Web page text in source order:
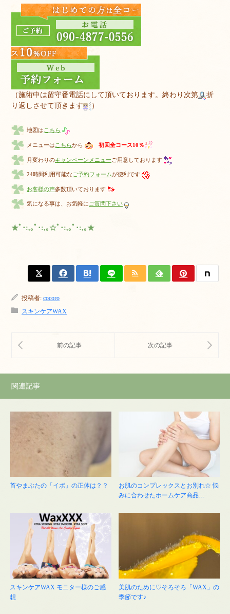
（施術中は留守番電話にして頂いております。終わり次第
折
り返しさせて頂きます
）
地図は こちら
メニューは こちらから 初回全コース10％
月変わりのキャンペーンメニュー ご用意しております
24時間利用可能な ご予約フォームが便利です
お客様の声多数頂いております
気になる事は、お気軽に ご質問下さい
★ﾟ･:,｡ﾟ･:,｡☆ﾟ･:,｡ﾟ･:,｡★
投稿者: cocoro
スキンケアWAX
関連記事
首やまぶたの「イボ」の正体は？？
お肌のコンプレックスとお別れ☆ 悩
みに合わせたホームケア商品…
スキンケアWAX モニター様のご感
想
美肌のために♡そろそろ「WAX」の
季節です♪